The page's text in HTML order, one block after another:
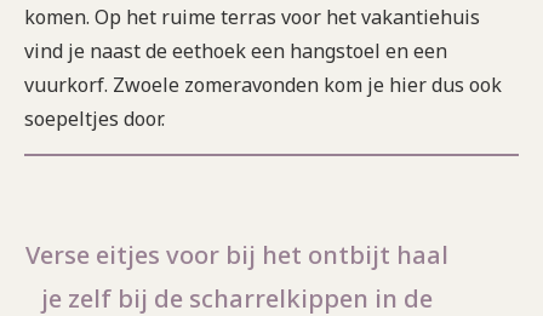
komen. Op het ruime terras voor het vakantiehuis
vind je naast de eethoek een hangstoel en een
vuurkorf. Zwoele zomeravonden kom je hier dus ook
soepeltjes door.
Verse eitjes voor bij het ontbijt haal
je zelf bij de scharrelkippen in de